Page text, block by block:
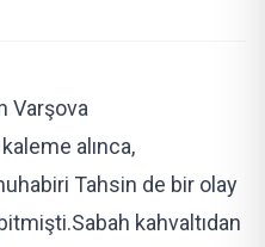
Varşova
kaleme alınca,
Tahsin de bir olay
kahvaltıdan